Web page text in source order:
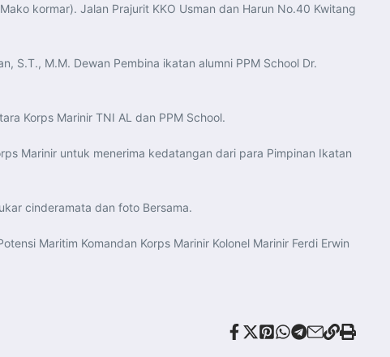
kormar). Jalan Prajurit KKO Usman dan Harun No.40 Kwitang
S.T., M.M. Dewan Pembina ikatan alumni PPM School Dr.
Korps Marinir TNI AL dan PPM School.
Marinir untuk menerima kedatangan dari para Pimpinan Ikatan
cinderamata dan foto Bersama.
Maritim Komandan Korps Marinir Kolonel Marinir Ferdi Erwin